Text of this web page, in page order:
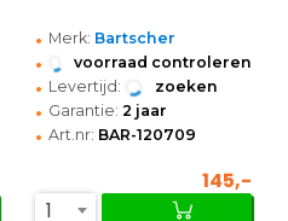
• Merk: Bartscher
• voorraad controleren
• Levertijd: zoeken
• Garantie: 2 jaar
• Art.nr: BAR-120709
145,-
1